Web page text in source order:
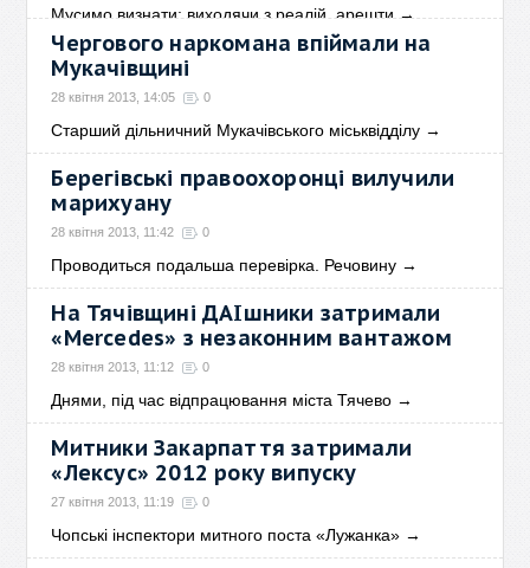
Мусимо визнати: виходячи з реалій, арешти→
Чергового наркомана впіймали на
Мукачівщині
28 квітня 2013, 14:05 0
Старший дільничний Мукачівського міськвідділу →
Берегівські правоохоронці вилучили
марихуану
28 квітня 2013, 11:42 0
Проводиться подальша перевірка. Речовину →
На Тячівщині ДАІшники затримали
«Mercedes» з незаконним вантажом
28 квітня 2013, 11:12 0
Днями, під час відпрацювання міста Тячево →
Митники Закарпаття затримали
«Лексус» 2012 року випуску
27 квітня 2013, 11:19 0
Чопські інспектори митного поста «Лужанка» →